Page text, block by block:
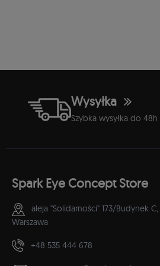
Wysyłka
Szybka wysyłka do 48h
Spark Eye Concept Store
aleja "Solidarności" 173/Budynek C,
Warszawa
+48 535 444 678